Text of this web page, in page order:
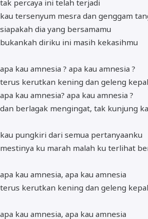
tak percaya ini telah terjadi
kau tersenyum mesra dan genggam
siapakah dia yang bersamamu
bukankah diriku ini masih kekasihmu
apa kau amnesia ? apa kau amnesia ?
terus kerutkan kening dan geleng
apa kau amnesia? apa kau amnesia ?
dan berlagak mengingat, tak kunjung
kau pungkiri dari semua pertanyaanku
mestinya ku marah malah ku terlihat
apa kau amnesia, apa kau amnesia
terus kerutkan kening dan geleng
apa kau amnesia, apa kau amnesia